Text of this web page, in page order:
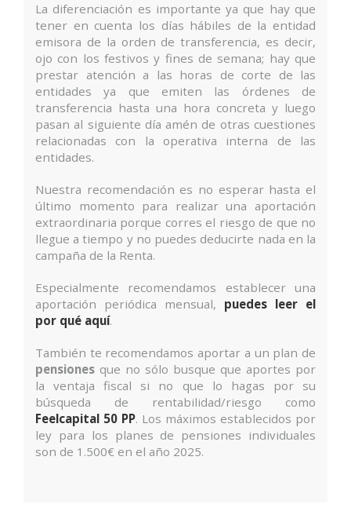
La diferenciación es importante ya que hay que
tener en cuenta los días hábiles de la entidad
emisora de la orden de transferencia, es decir,
ojo con los festivos y fines de semana; hay que
prestar atención a las horas de corte de las
entidades ya que emiten las órdenes de
transferencia hasta una hora concreta y luego
pasan al siguiente día amén de otras cuestiones
relacionadas con la operativa interna de las
entidades.
Nuestra recomendación es no esperar hasta el
último momento para realizar una aportación
extraordinaria porque corres el riesgo de que no
llegue a tiempo y no puedes deducirte nada en la
campaña de la Renta.
Especialmente recomendamos establecer una
aportación periódica mensual, puedes leer el
por qué aquí.
También te recomendamos aportar a un plan de
pensiones que no sólo busque que aportes por
la ventaja fiscal si no que lo hagas por su
búsqueda de rentabilidad/riesgo como
Feelcapital 50 PP. Los máximos establecidos por
ley para los planes de pensiones individuales
son de 1.500€ en el año 2025.